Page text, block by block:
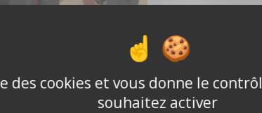
des cookies et vous donne le
souhaitez activer